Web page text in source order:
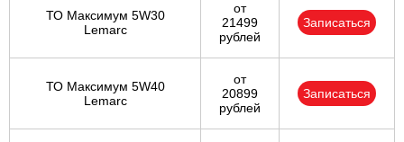
ТО Максимум 5W30
Lemarc
от
21499
рублей
Записаться
ТО Максимум 5W40
Lemarc
от
20899
рублей
Записаться